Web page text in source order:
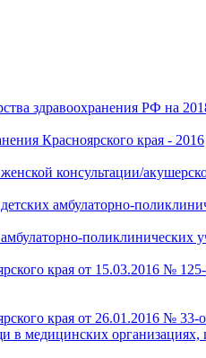
здравоохранения РФ на
Красноярского края - 2016
консультации/
амбулаторно-
поликлинических
края от 15.03.2016 №
края от 26.01.2016 №
в медицинских